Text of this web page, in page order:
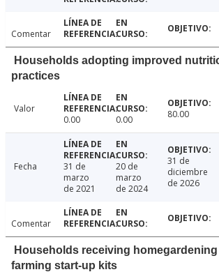
Comentar
Households adopting improved
practices
Valor
0.00
0.00 80.00
Fecha
31 de
marzo
de 2021
20 de
marzo
de 2024
31 de
diciembre
de 2026
Comentar
Households receiving
farming start-up kits